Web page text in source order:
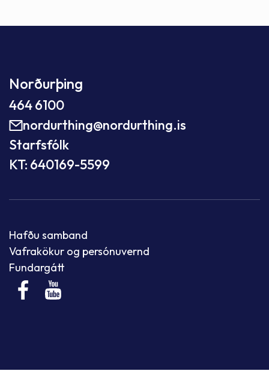
Norðurþing
464 6100
nordurthing@nordurthing.is
Starfsfólk
KT: 640169-5599
Hafðu samband
Vafrakökur og persónuvernd
Fundargátt